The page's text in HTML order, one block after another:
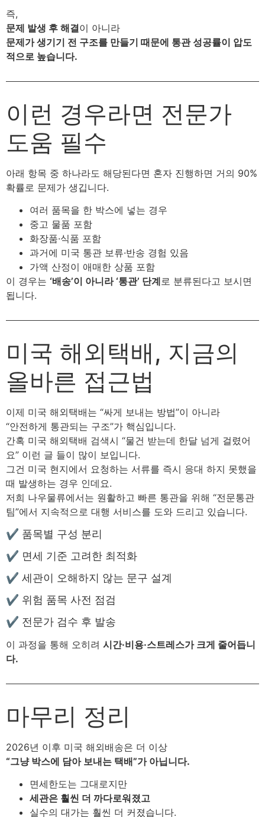
즉,
문제 발생 후 해결이 아니라
문제가 생기기 전 구조를 만들기 때문에 통관 성공률이 압도
적으로 높습니다.
이런 경우라면 전문가
도움 필수
아래 항목 중 하나라도 해당된다면 혼자 진행하면 거의 90%
확률로 문제가 생깁니다.
여러 품목을 한 박스에 넣는 경우
중고 물품 포함
화장품·식품 포함
과거에 미국 통관 보류·반송 경험 있음
가액 산정이 애매한 상품 포함
이 경우는 ‘배송’이 아니라 ‘통관’ 단계로 분류된다고 보시면
됩니다.
미국 해외택배, 지금의
올바른 접근법
이제 미국 해외택배는 “싸게 보내는 방법”이 아니라
“안전하게 통관되는 구조”가 핵심입니다.
간혹 미국 해외택배 검색시 “물건 받는데 한달 넘게 걸렸어
요” 이런 글 들이 많이 보입니다.
그건 미국 현지에서 요청하는 서류를 즉시 응대 하지 못했을
때 발생하는 경우 인데요.
저희 나우물류에서는 원활하고 빠른 통관을 위해 “전문통관
팀”에서 지속적으로 대행 서비스를 도와 드리고 있습니다.
✔ 품목별 구성 분리
✔ 면세 기준 고려한 최적화
✔ 세관이 오해하지 않는 문구 설계
✔ 위험 품목 사전 점검
✔ 전문가 검수 후 발송
이 과정을 통해 오히려 시간·비용·스트레스가 크게 줄어듭니
다.
마무리 정리
2026년 이후 미국 해외배송은 더 이상
“그냥 박스에 담아 보내는 택배”가 아닙니다.
면세한도는 그대로지만
세관은 훨씬 더 까다로워졌고
실수의 대가는 훨씬 더 커졌습니다.